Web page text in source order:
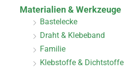
Materialien & Werkzeuge
Bastelecke
Draht & Klebeband
Familie
Klebstoffe & Dichtstoffe